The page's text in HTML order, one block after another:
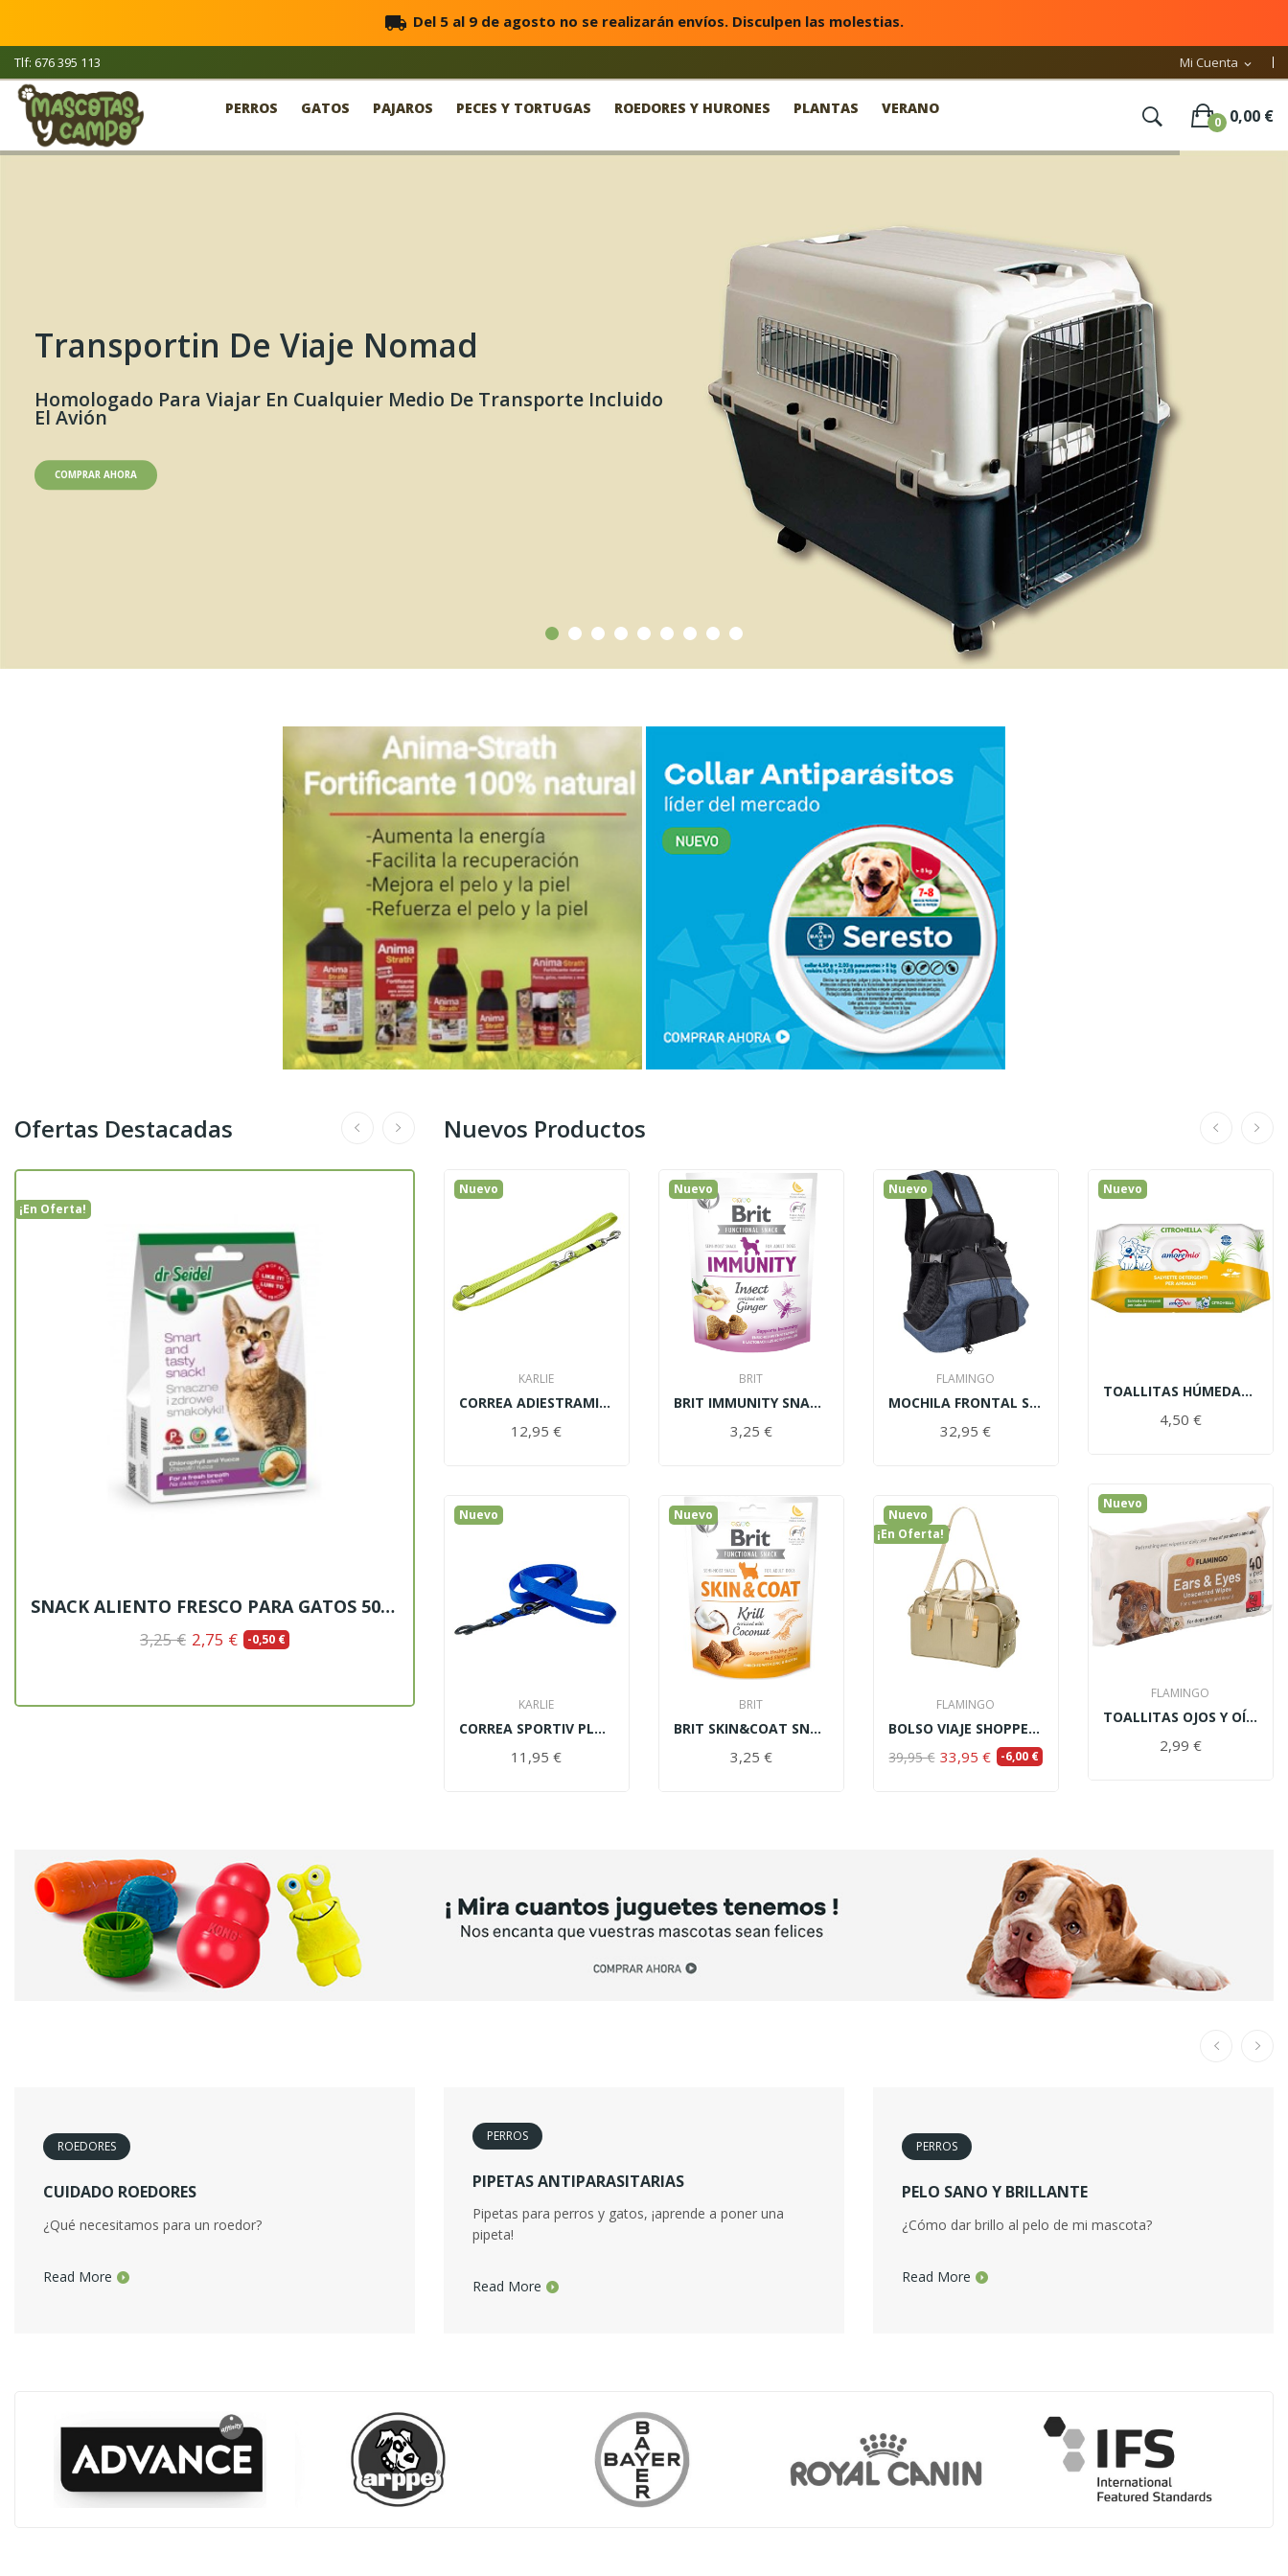
local_shipping Del 5 al 9 de agosto no se realizarán envíos. Disculpen las molestias.
Mi Cuenta expand_more
Tlf: 676 395 113
0 0,00 €
PERROS GATOS PAJAROS PECES Y TORTUGAS ROEDORES Y HURONES PLANTAS VERANO
Transportin De Viaje Nomad
Homologado Para Viajar En Cualquier Medio De Transporte Incluido
El Avión
COMPRAR AHORA
Ofertas Destacadas
¡En Oferta!
SNACK ALIENTO FRESCO PARA GATOS 50GR
3,25 € 2,75 € -0,50 € -0,50 €
¡En Oferta!
SNACK GATITOS SANOS 50G
3,25 € -0,50 €
Nuevos Productos
Nuevo
KARLIE
CORREA ADIESTRAMIENTO SPORTIV REFLECT.AMARILLO...
12,95 €
Nuevo
KARLIE
CORREA SPORTIV PLUS ENTRENAMIENTO KARLIE AZUL...
11,95 €
Nuevo
BRIT
BRIT IMMUNITY SNACK FUNCTIONAL 150GR
3,25 €
Nuevo
BRIT
BRIT SKIN&COAT SNACK COCO Y KRILL 150GR
3,25 €
Nuevo
FLAMINGO
MOCHILA FRONTAL SYBIL AZUL FLAMINGO PARA MASCOTAS
32,95 €
¡En Oferta!
Nuevo
FLAMINGO
BOLSO VIAJE SHOPPER CITY BEIGE PARA MASCOTAS
39,95 € 33,95 € -6,00 €
Nuevo
TOALLITAS HÚMEDAS AMOREMIO CITRONELA 40UDS
4,50 €
Nuevo
FLAMINGO
TOALLITAS OJOS Y OÍDOS PERROS Y GATOS FLAMINGO
2,99 €
ROEDORES
CUIDADO ROEDORES
¿Qué necesitamos para un roedor?
Read More
PERROS
PIPETAS ANTIPARASITARIAS
Pipetas para perros y gatos, ¡aprende a poner una
pipeta!
Read More
PERROS
PELO SANO Y BRILLANTE
¿Cómo dar brillo al pelo de mi mascota?
Read More